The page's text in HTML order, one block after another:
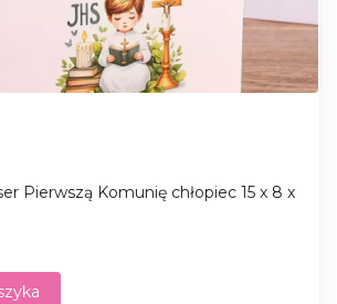
Pierwszą Komunię chłopiec 15 x 8 x